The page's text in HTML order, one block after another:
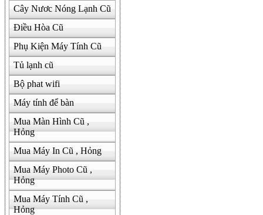
Cây Nươc Nóng Lạnh Cũ
Điều Hòa Cũ
Phụ Kiện Máy Tính Cũ
Tủ lạnh cũ
Bộ phat wifi
Máy tính để bàn
Mua Màn Hình Cũ ,
Hỏng
Mua Máy In Cũ , Hỏng
Mua Máy Photo Cũ ,
Hỏng
Mua Máy Tính Cũ ,
Hỏng